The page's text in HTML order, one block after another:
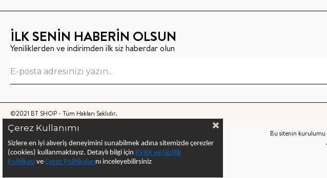
İLK SENİN HABERİN OLSUN
Yeniliklerden ve indirimden ilk siz haberdar olun
©2021 BT SHOP - Tüm Hakları Saklıdır.
Bu sitenin kurulumu
Çerez Kullanımı
Sizlere en iyi alıveriş deneyimini sunabilmek adına sitemizde çerezler
(cookies) kullanmaktayız. Detaylı bilgi için KVKK ve Gizlilik
Politikası ve Çerez Politikalarını inceleyebilirsiniz